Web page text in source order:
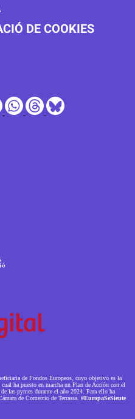
DE COOKIES
de Fondos Europeos, cuyo objetivo es la
ha puesto en marcha un Plan de Acción con el
las pymes durante el año 2024. Para ello ha
de Comercio de Terrassa. #EuropaSeSiente